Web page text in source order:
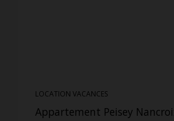
LOCATION VACANCES
Appartement Peisey